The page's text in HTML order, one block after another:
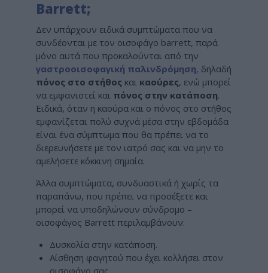
Barrett;
Δεν υπάρχουν ειδικά συμπτώματα που να
συνδέονται με τον οισοφάγο barrett, παρά
μόνο αυτά που προκαλούνται από την
γαστροοισοφαγική παλινδρόμηση, δηλαδή
πόνος στο στήθος και καούρες, ενώ μπορεί
να εμφανιστεί και πόνος στην κατάποση.
Ειδικά, όταν η καούρα και ο πόνος στο στήθος
εμφανίζεται πολύ συχνά μέσα στην εβδομάδα
είναι ένα σύμπτωμα που θα πρέπει να το
διερευνήσετε με τον ιατρό σας και να μην το
αμελήσετε κόκκινη σημαία.
Άλλα συμπτώματα, συνδυαστικά ή χωρίς τα
παραπάνω, που πρέπει να προσέξετε και
μπορεί να υποδηλώνουν σύνδρομο –
οισοφάγος Barrett περιλαμβάνουν:
Δυσκολία στην κατάποση.
Αίσθηση φαγητού που έχει κολλήσει στον
οισοφάγο σας.